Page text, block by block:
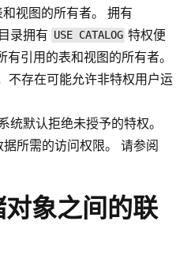
视图的所有者。 拥有
录拥有 USE CATALOG 特权便
引用的表和视图的所有者。
不存在可能允许非特权用户运
默认拒绝未授予的特权。
所需的访问权限。 请参阅
象之间的联